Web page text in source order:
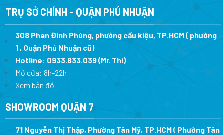
3.784.000 ₫.
TRỤ SỞ CHÍNH - QUẬN PHÚ NHUẬN
308 Phan Đình Phùng, phường cầu kiệu, TP.HCM ( phường
1 , Quận Phú Nhuận cũ)
Hotline: 0933.833.039(Mr. Thi)
Mở cửa: 8h-22h
Xem bản đồ
SHOWROOM QUẬN 7
71 Nguyễn Thị Thập, Phường Tân Mỹ, TP.HCM ( Phường Tân